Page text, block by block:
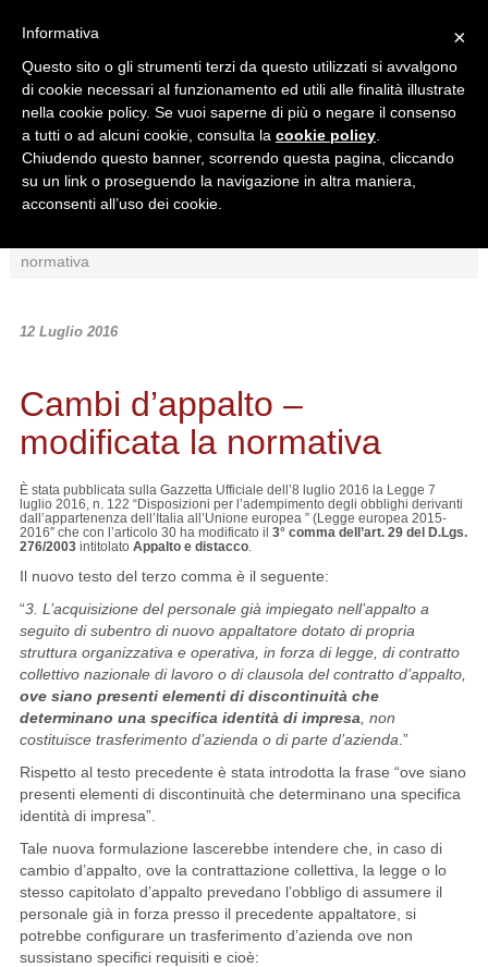
Ricerca in:
Sezione corrente
Tutto il sito
normativa
12 Luglio 2016
Cambi d’appalto –
modificata la normativa
È stata pubblicata sulla Gazzetta Ufficiale dell’8 luglio 2016 la Legge 7
luglio 2016, n. 122 “Disposizioni per l’adempimento degli obblighi derivanti
dall’appartenenza dell’Italia all’Unione europea ” (Legge europea 2015-
2016″ che con l’articolo 30 ha modificato il 3° comma dell’art. 29 del D.Lgs.
276/2003 intitolatoAppalto e distacco.
Il nuovo testo del terzo comma è il seguente:
“3. L’acquisizione del personale già impiegato nell’appalto a
seguito di subentro di nuovo appaltatore dotato di propria
struttura organizzativa e operativa, in forza di legge, di contratto
collettivo nazionale di lavoro o di clausola del contratto d’appalto,
ove siano presenti elementi di discontinuità che
determinano una specifica identità di impresa , non
costituisce trasferimento d’azienda o di parte d’azienda .”
Rispetto al testo precedente è stata introdotta la frase “ove siano
presenti elementi di discontinuità che determinano una specifica
identità di impresa”.
Tale nuova formulazione lascerebbe intendere che, in caso di
cambio d’appalto, ove la contrattazione collettiva, la legge o lo
stesso capitolato d’appalto prevedano l’obbligo di assumere il
personale già in forza presso il precedente appaltatore, si
potrebbe configurare un trasferimento d’azienda ove non
sussistano specifici requisiti e cioè:
×
Informativa
Questo sito o gli strumenti terzi da questo utilizzati si avvalgono
di cookie necessari al funzionamento ed utili alle finalità illustrate
nella cookie policy. Se vuoi saperne di più o negare il consenso
a tutti o ad alcuni cookie, consulta la cookie policy
Chiudendo questo banner, scorrendo questa pagina, cliccando
su un link o proseguendo la navigazione in altra maniera,
acconsenti all’uso dei cookie.